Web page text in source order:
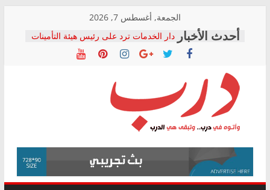
content
الجمعة, أغسطس 7, 2026
دار الخدمات ترد على رئيس هيئة التأمينات
بعد مؤتمره الصحفي: إنكار الأزمة لا ينهي
معاناة أصحاب المعاشات.. ونطالب بكشف
فرحات سليمان يكتب: القطاع الصحي إلى
أين؟
حزب التحالف الشعبي يطلق لجنة “الحق
في الصحة” بالإسكندرية لرصد الانتهاكات
ودعم المرضى
الوزاري لمدينة الصحفيين.. وانتهاء أعمال
إنشاء المبنى الإداري
المجلس القومي لحقوق الإنسان يعلن
درب
وأتوه
درب..